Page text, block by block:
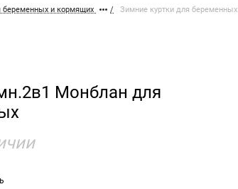
беременных и кормящих
Зимние куртки для беременных
Монблан для